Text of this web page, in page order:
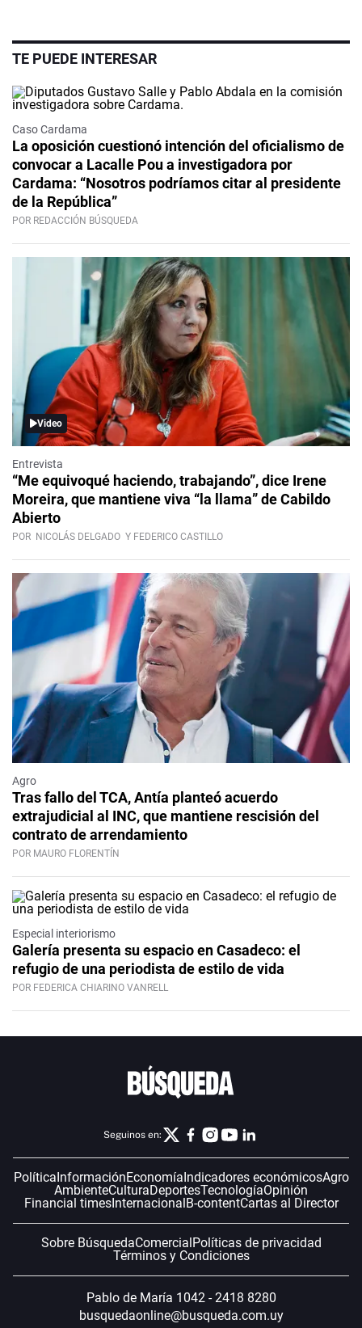
TE PUEDE INTERESAR
Caso Cardama
La oposición cuestionó intención del oficialismo de
convocar a Lacalle Pou a investigadora por
Cardama: “Nosotros podríamos citar al presidente
de la República”
POR REDACCIÓN BÚSQUEDA
Video
Entrevista
“Me equivoqué haciendo, trabajando”, dice Irene
Moreira, que mantiene viva “la llama” de Cabildo
Abierto
POR NICOLÁS DELGADO Y FEDERICO CASTILLO
Agro
Tras fallo del TCA, Antía planteó acuerdo
extrajudicial al INC, que mantiene rescisión del
contrato de arrendamiento
POR MAURO FLORENTÍN
Especial interiorismo
Galería presenta su espacio en Casadeco: el
refugio de una periodista de estilo de vida
POR FEDERICA CHIARINO VANRELL
Seguinos en:
PolíticaInformaciónEconomíaIndicadores económicosAgro
AmbienteCulturaDeportesTecnologíaOpinión
Financial timesInternacionalB-contentCartas al Director
Sobre BúsquedaComercialPolíticas de privacidad
Términos y Condiciones
Pablo de María 1042 - 2418 8280
busquedaonline@busqueda.com.uy